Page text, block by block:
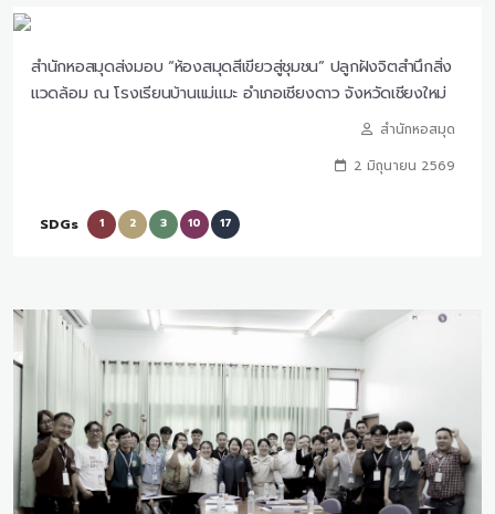
สำนักหอสมุดส่งมอบ “ห้องสมุดสีเขียวสู่ชุมชน” ปลูกฝังจิตสำนึกสิ่ง
แวดล้อม ณ โรงเรียนบ้านแม่แมะ อำเภอเชียงดาว จังหวัดเชียงใหม่
สำนักหอสมุด
2 มิถุนายน 2569
SDGs 1 2 3 10 17